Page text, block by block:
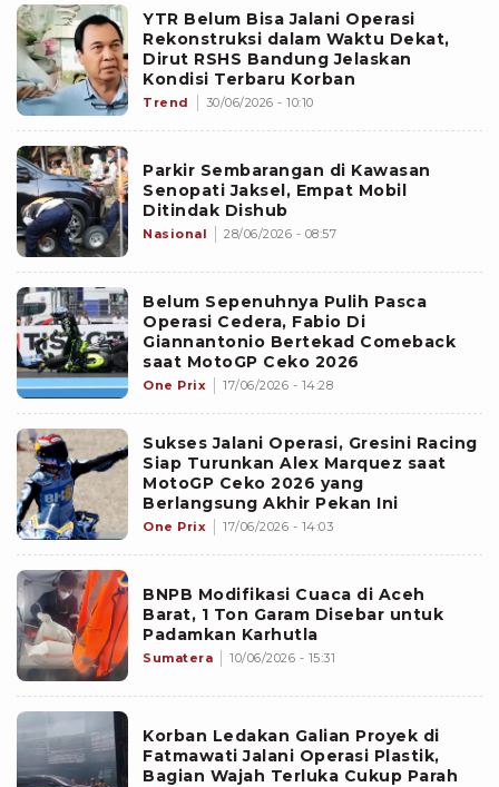
YTR Belum Bisa Jalani Operasi
Rekonstruksi dalam Waktu Dekat,
Dirut RSHS Bandung Jelaskan
Kondisi Terbaru Korban
Trend 30/06/2026 - 10:10
Parkir Sembarangan di Kawasan
Senopati Jaksel, Empat Mobil
Ditindak Dishub
Nasional 28/06/2026 - 08:57
Belum Sepenuhnya Pulih Pasca
Operasi Cedera, Fabio Di
Giannantonio Bertekad Comeback
saat MotoGP Ceko 2026
One Prix 17/06/2026 - 14:28
Sukses Jalani Operasi, Gresini Racing
Siap Turunkan Alex Marquez saat
MotoGP Ceko 2026 yang
Berlangsung Akhir Pekan Ini
One Prix 17/06/2026 - 14:03
BNPB Modifikasi Cuaca di Aceh
Barat, 1 Ton Garam Disebar untuk
Padamkan Karhutla
Sumatera 10/06/2026 - 15:31
Korban Ledakan Galian Proyek di
Fatmawati Jalani Operasi Plastik,
Bagian Wajah Terluka Cukup Parah